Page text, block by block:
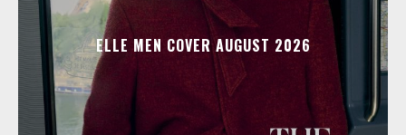
ELLE MEN COVER AUGUST 2026